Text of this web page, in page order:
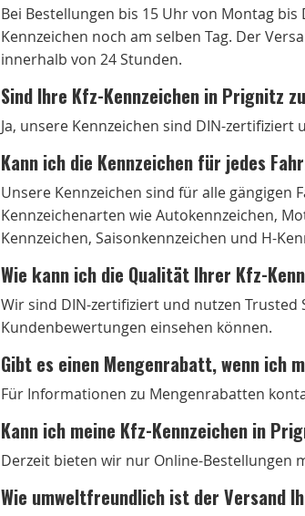
Bei Bestellungen bis 15 Uhr von Montag
Kennzeichen noch am selben Tag. Der
innerhalb von 24 Stunden.
Sind Ihre Kfz-Kennzeichen in Prignitz
Ja, unsere Kennzeichen sind DIN-
Kann ich die Kennzeichen für jedes
Unsere Kennzeichen sind für alle gängigen
Kennzeichenarten wie Autokennzeichen,
Kennzeichen, Saisonkennzeichen und H-
Wie kann ich die Qualität Ihrer Kfz-
Wir sind DIN-zertifiziert und nutzen
Kundenbewertungen einsehen können.
Gibt es einen Mengenrabatt, wenn ich
Für Informationen zu Mengenrabatten
Kann ich meine Kfz-Kennzeichen in
Derzeit bieten wir nur Online-Bestellungen
Wie umweltfreundlich ist der Versand